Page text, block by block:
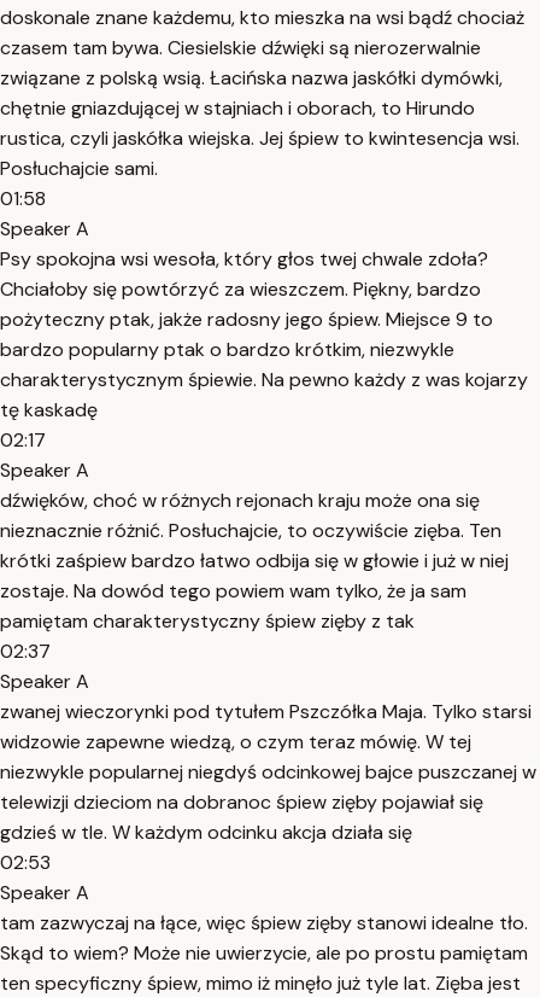
doskonale znane każdemu, kto mieszka na wsi bądź chociaż
czasem tam bywa. Ciesielskie dźwięki są nierozerwalnie
związane z polską wsią. Łacińska nazwa jaskółki dymówki,
chętnie gniazdującej w stajniach i oborach, to Hirundo
rustica, czyli jaskółka wiejska. Jej śpiew to kwintesencja wsi.
Posłuchajcie sami.
01:58
Speaker A
Psy spokojna wsi wesoła, który głos twej chwale zdoła?
Chciałoby się powtórzyć za wieszczem. Piękny, bardzo
pożyteczny ptak, jakże radosny jego śpiew. Miejsce 9 to
bardzo popularny ptak o bardzo krótkim, niezwykle
charakterystycznym śpiewie. Na pewno każdy z was kojarzy
tę kaskadę
02:17
Speaker A
dźwięków, choć w różnych rejonach kraju może ona się
nieznacznie różnić. Posłuchajcie, to oczywiście zięba. Ten
krótki zaśpiew bardzo łatwo odbija się w głowie i już w niej
zostaje. Na dowód tego powiem wam tylko, że ja sam
pamiętam charakterystyczny śpiew zięby z tak
02:37
Speaker A
zwanej wieczorynki pod tytułem Pszczółka Maja. Tylko starsi
widzowie zapewne wiedzą, o czym teraz mówię. W tej
niezwykle popularnej niegdyś odcinkowej bajce puszczanej w
telewizji dzieciom na dobranoc śpiew zięby pojawiał się
gdzieś w tle. W każdym odcinku akcja działa się
02:53
Speaker A
tam zazwyczaj na łące, więc śpiew zięby stanowi idealne tło.
Skąd to wiem? Może nie uwierzycie, ale po prostu pamiętam
ten specyficzny śpiew, mimo iż minęło już tyle lat. Zięba jest